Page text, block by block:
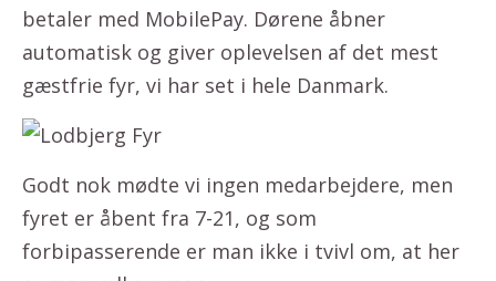
betaler med MobilePay. Dørene åbner
automatisk og giver oplevelsen af det mest
gæstfrie fyr, vi har set i hele Danmark.
Godt nok mødte vi ingen medarbejdere, men
fyret er åbent fra 7-21, og som
forbipasserende er man ikke i tvivl om, at her